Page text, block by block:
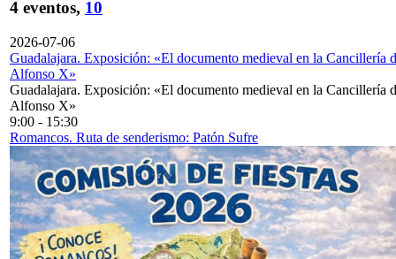
4 eventos, 10
2026-07-06
Guadalajara. Exposición: «El documento medieval en la Cancillería
Alfonso X»
Guadalajara. Exposición: «El documento medieval en la Cancillería
Alfonso X»
9:00 - 15:30
Romancos. Ruta de senderismo: Patón Sufre